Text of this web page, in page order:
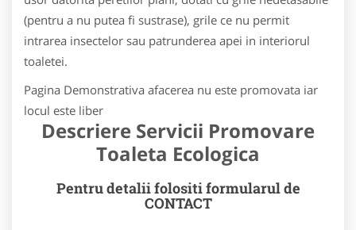
(pentru a nu putea fi sustrase), grile ce nu permit
intrarea insectelor sau patrunderea apei in interiorul
toaletei.
Pagina Demonstrativa afacerea nu este promovata iar
locul este liber
Descriere Servicii Promovare
Toaleta Ecologica
Pentru detalii folositi formularul de
CONTACT